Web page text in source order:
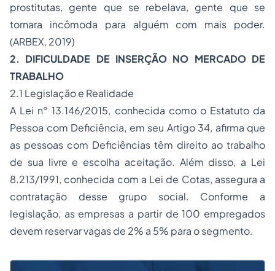
prostitutas, gente que se rebelava, gente que se
tornara incômoda para alguém com mais poder.
(ARBEX, 2019)
2. DIFICULDADE DE INSERÇÃO NO MERCADO DE
TRABALHO
2.1 Legislação e Realidade
A Lei n° 13.146/2015, conhecida como o Estatuto da
Pessoa com Deficiência, em seu Artigo 34, afirma que
as pessoas com Deficiências têm direito ao trabalho
de sua livre e escolha aceitação. Além disso, a Lei
8.213/1991, conhecida com a Lei de Cotas, assegura a
contratação desse grupo social. Conforme a
legislação, as empresas a partir de 100 empregados
devem reservar vagas de 2% a 5% para o segmento.